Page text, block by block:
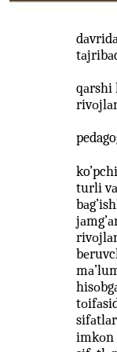
qаrshi
turli
imkоn